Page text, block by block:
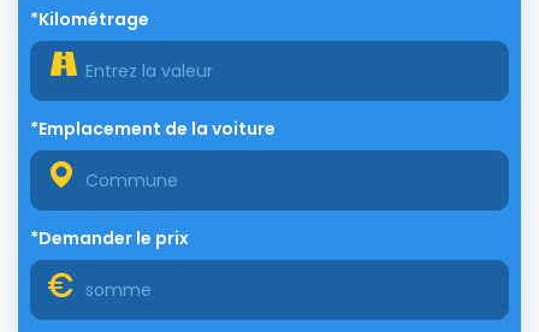
*Kilométrage
*Emplacement de la voiture
*Demander le prix